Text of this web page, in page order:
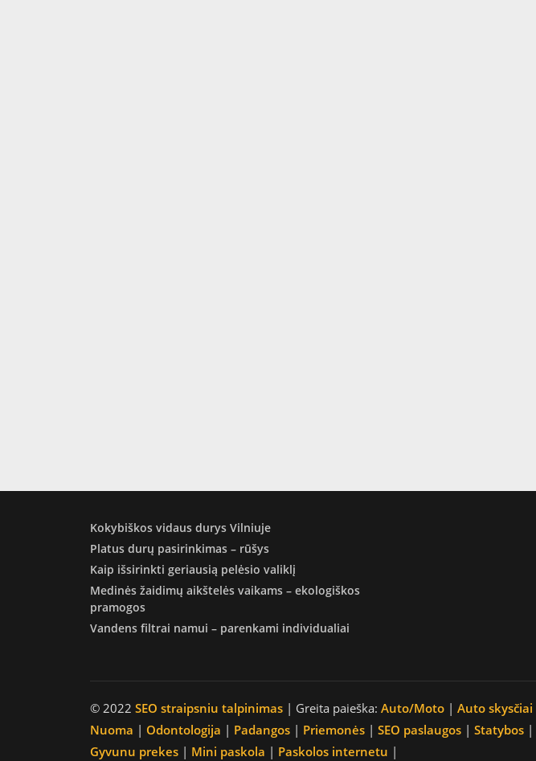
Kokybiškos vidaus durys Vilniuje
Platus durų pasirinkimas – rūšys
Kaip išsirinkti geriausią pelėsio valiklį
Medinės žaidimų aikštelės vaikams – ekologiškos
pramogos
Vandens filtrai namui – parenkami individualiai
© 2022 SEO straipsniu talpinimas | Greita paieška: Auto/Moto | Auto skysčiai
Nuoma | Odontologija | Padangos | Priemonės | SEO paslaugos | Statybos |
Gyvunu prekes | Mini paskola | Paskolos internetu |